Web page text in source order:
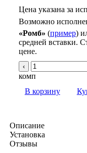
Цена указана за
Возможно
«Ромб» (пример)
средней вставки.
цене.
‹
комп
В корзину
Описание
Установка
Отзывы